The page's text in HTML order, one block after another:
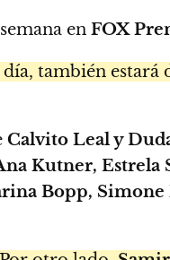
en FOX
también estará
Calvito Leal y
Kutner, Estrela
Bopp, Simone